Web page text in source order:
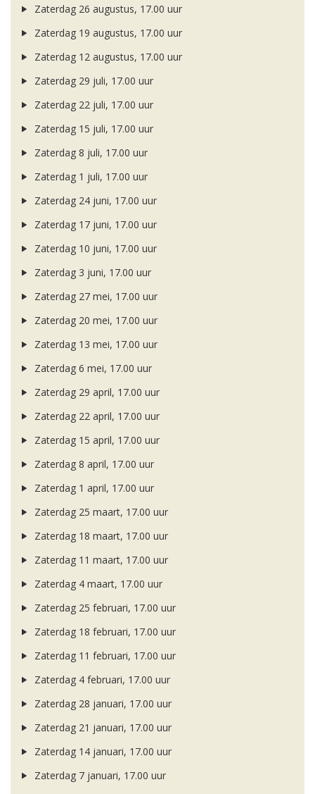
Zaterdag 26 augustus, 17.00 uur
Zaterdag 19 augustus, 17.00 uur
Zaterdag 12 augustus, 17.00 uur
Zaterdag 29 juli, 17.00 uur
Zaterdag 22 juli, 17.00 uur
Zaterdag 15 juli, 17.00 uur
Zaterdag 8 juli, 17.00 uur
Zaterdag 1 juli, 17.00 uur
Zaterdag 24 juni, 17.00 uur
Zaterdag 17 juni, 17.00 uur
Zaterdag 10 juni, 17.00 uur
Zaterdag 3 juni, 17.00 uur
Zaterdag 27 mei, 17.00 uur
Zaterdag 20 mei, 17.00 uur
Zaterdag 13 mei, 17.00 uur
Zaterdag 6 mei, 17.00 uur
Zaterdag 29 april, 17.00 uur
Zaterdag 22 april, 17.00 uur
Zaterdag 15 april, 17.00 uur
Zaterdag 8 april, 17.00 uur
Zaterdag 1 april, 17.00 uur
Zaterdag 25 maart, 17.00 uur
Zaterdag 18 maart, 17.00 uur
Zaterdag 11 maart, 17.00 uur
Zaterdag 4 maart, 17.00 uur
Zaterdag 25 februari, 17.00 uur
Zaterdag 18 februari, 17.00 uur
Zaterdag 11 februari, 17.00 uur
Zaterdag 4 februari, 17.00 uur
Zaterdag 28 januari, 17.00 uur
Zaterdag 21 januari, 17.00 uur
Zaterdag 14 januari, 17.00 uur
Zaterdag 7 januari, 17.00 uur